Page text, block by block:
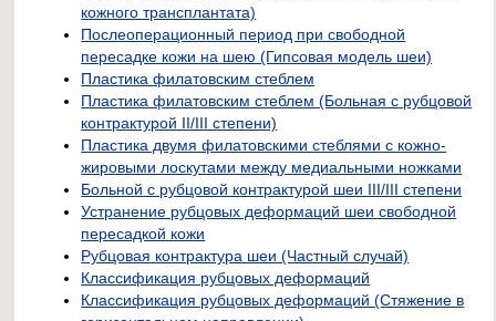
кожного трансплантата)
Послеоперационный период при свободной
пересадке кожи на шею (Гипсовая модель шеи)
Пластика филатовским стеблем
Пластика филатовским стеблем (Больная с рубцовой
контрактурой II/III степени)
Пластика двумя филатовскими стеблями с кожно-
жировыми лоскутами между медиальными ножками
Больной с рубцовой контрактурой шеи III/III степени
Устранение рубцовых деформаций шеи свободной
пересадкой кожи
Рубцовая контрактура шеи (Частный случай)
Классификация рубцовых деформаций
Классификация рубцовых деформаций (Стяжение в